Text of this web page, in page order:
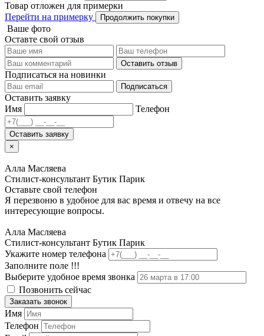
Товар отложен для примерки
Перейти на примерку
Продолжить покупки
Ваше фото
Оставте свой отзыв
Оставить отзыв
Подписаться на новинки
Подписаться
Оставить заявку
Имя
Телефон
Оставить заявку
×
Алла Масляева
Стилист-консультант Бутик Парик
Оставьте свой телефон
Я перезвоню в удобное для вас время и отвечу на все
интересующие вопросы.
Алла Масляева
Стилист-консультант Бутик Парик
Укажите номер телефона
Заполните поле !!!
Выберите удобное время звонка
Позвонить сейчас
Заказать звонок
Имя
Телефон